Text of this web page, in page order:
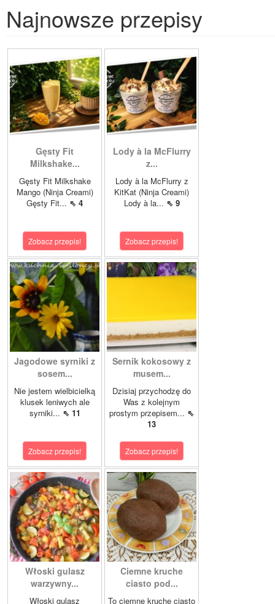
Najnowsze przepisy
Gęsty Fit
Milkshake...
Gęsty Fit Milkshake
Mango (Ninja Creami)
Gęsty Fit... ⇖ 4
Zobacz przepis!
Lody à la McFlurry
z...
Lody à la McFlurry z
KitKat (Ninja Creami)
Lody à la... ⇖ 9
Zobacz przepis!
Jagodowe syrniki z
sosem...
Nie jestem wielbicielką
klusek leniwych ale
syrniki... ⇖ 11
Zobacz przepis!
Sernik kokosowy z
musem...
Dzisiaj przychodzę do
Was z kolejnym
prostym przepisem... ⇖
13
Zobacz przepis!
Włoski gulasz
warzywny...
Włoski gulasz
Ciemne kruche
ciasto pod...
To ciemne kruche ciasto